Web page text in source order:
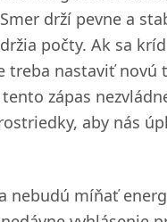
drží pevne a
počty. Ak sa
treba nastaviť novú
zápas
aby nás
nebudú míňať